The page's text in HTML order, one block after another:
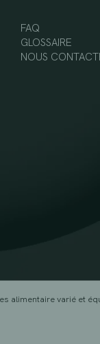
FAQ
GLOSSAIRE
NOUS
alimentaire varié et